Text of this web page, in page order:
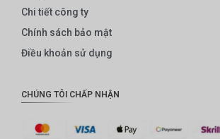
Chi tiết công ty
Chính sách bảo mật
Điều khoản sử dụng
CHÚNG TÔI CHẤP NHẬN